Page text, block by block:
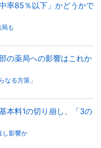
率85％以下」かどうかで
も
の薬局への影響はこれか
なる方策」
本料1の切り崩し、「3の
し影響か